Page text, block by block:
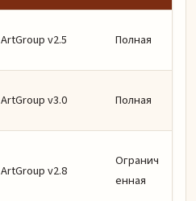
ArtGroup v2.5 Полная
ArtGroup v3.0 Полная
ArtGroup v2.8
Огранич
енная